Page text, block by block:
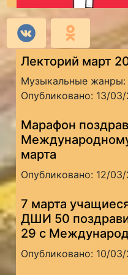
Лекторий март
Музыкальные жанры:
Опубликовано: 13/
Марафон
марта
Опубликовано: 12/
7 марта
ДШИ 50
29 с
Опубликовано: 10/